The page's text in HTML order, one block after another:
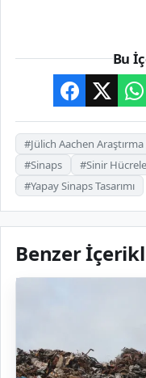
Bu
#Jülich Aachen
#Sinaps
#Sinir
#Yapay Sinaps Tasarımı
Benzer